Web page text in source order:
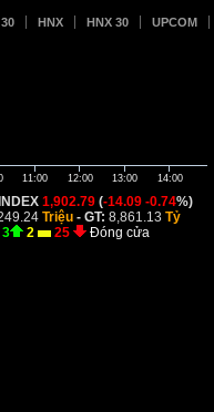
HNX HNX 30 UPCOM
11:00 12:00 13:00 14:00
1,902.79 (-14.09 -0.74%)
Triệu - GT:8,861.13 Tỷ
3
2 25 Đóng cửa